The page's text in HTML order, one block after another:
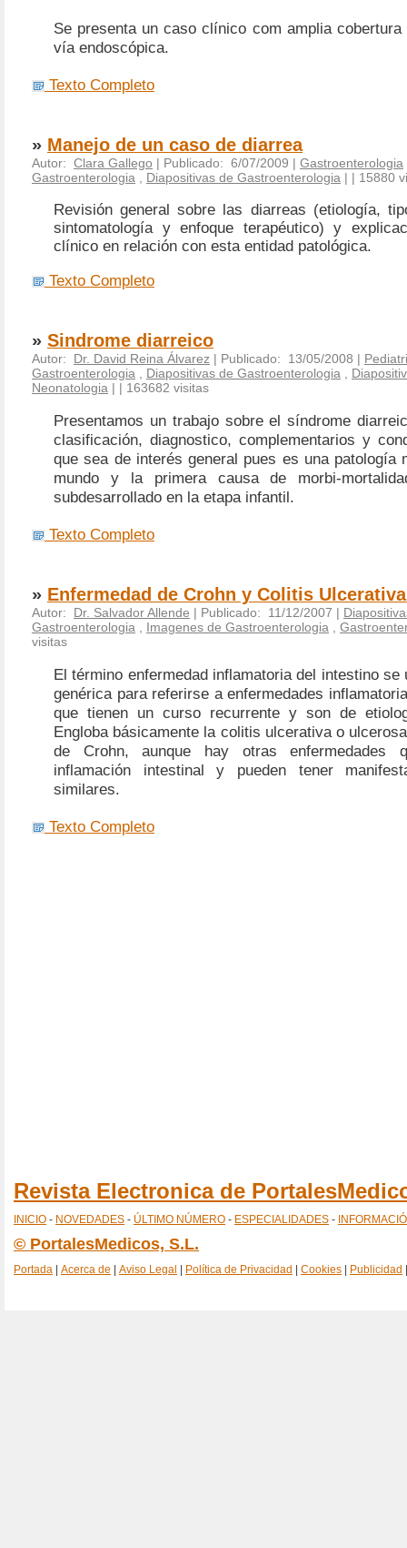
Se presenta un caso clínico com amplia cobertura
vía endoscópica.
Texto Completo
» Manejo de un caso de diarrea
Autor: Clara Gallego | Publicado: 6/07/2009 | Gastroenterologia
Gastroenterologia
Diapositivas de Gastroenterologia | | 15880
Revisión general sobre las diarreas (etiología,
sintomatología y enfoque terapéutico) y
clínico en relación con esta entidad patológica.
Texto Completo
» Sindrome diarreico
Autor: Dr. David Reina Álvarez | Publicado: 13/05/2008 |
Gastroenterologia
Diapositivas de Gastroenterologia
Neonatologia | | 163682 visitas
Presentamos un trabajo sobre el síndrome
clasificación, diagnostico, complementarios y
que sea de interés general pues es una patología
mundo y la primera causa de morbi-
subdesarrollado en la etapa infantil.
Texto Completo
» Enfermedad de Crohn y Colitis
Autor: Dr. Salvador Allende | Publicado: 11/12/2007 |
Gastroenterologia
Imagenes de Gastroenterologia
visitas
El término enfermedad inflamatoria del intestino se
genérica para referirse a enfermedades
que tienen un curso recurrente y son de
Engloba básicamente la colitis ulcerativa o
de Crohn, aunque hay otras enfermedades
inflamación intestinal y pueden tener
similares.
Texto Completo
Revista Electronica de
INICIO - NOVEDADES - ÚLTIMO NÚMERO - ESPECIALIDADES -
© PortalesMedicos, S.L.
Portada Acerca de Aviso Legal Política de Privacidad Cookies Publicidad